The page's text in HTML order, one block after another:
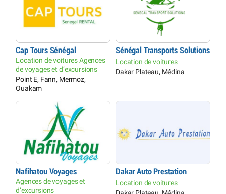
Cap Tours Sénégal
Location de voitures Agences
de voyages et d’excursions
Point E, Fann, Mermoz,
Ouakam
Sénégal Transports Solutions
Location de voitures
Dakar Plateau, Médina
Nafihatou Voyages
Agences de voyages et
d’excursions
Dakar Auto Prestation
Location de voitures